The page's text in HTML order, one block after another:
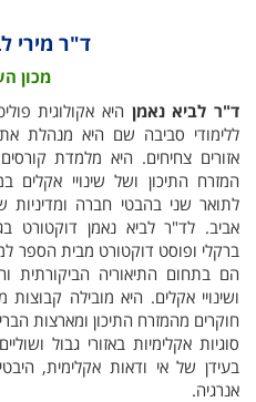
ד"ר מירי
מכון
ד"ר לביא נאמן היא אקולוגית
ללימודי סביבה שם היא מנהלת את
אזורים צחיחים. היא מלמדת
המזרח התיכון ושל שינויי אקלים
לתואר שני בהבטי חברה ומדיניות
אביב. לד"ר לביא נאמן דוקטורט
ברקלי ופוסט דוקטורט מבית הספר
הם בתחום התיאוריה הביקורתית
ושינויי אקלים. היא מובילה
חוקרים מהמזרח התיכון ומארצות
סוגיות אקלימיות באזורי גבול
בעידן של אי ודאות אקלימית,
אנרגיה.